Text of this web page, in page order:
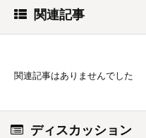
関連記事
関連記事はありませんでした
ディスカッション